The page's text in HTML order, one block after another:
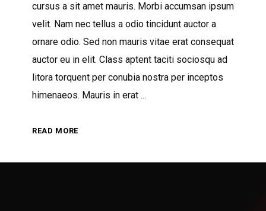
cursus a sit amet mauris. Morbi accumsan ipsum
velit. Nam nec tellus a odio tincidunt auctor a
ornare odio. Sed non mauris vitae erat consequat
auctor eu in elit. Class aptent taciti sociosqu ad
litora torquent per conubia nostra per inceptos
himenaeos. Mauris in erat
READ MORE